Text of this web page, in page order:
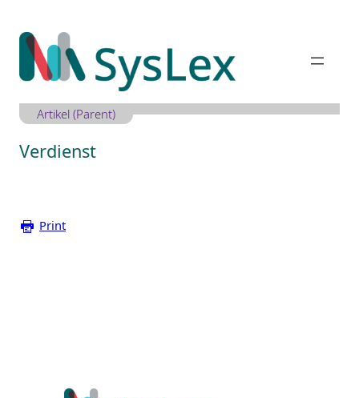
Inhalt
springen
Artikel (Parent)
Verdienst
Print